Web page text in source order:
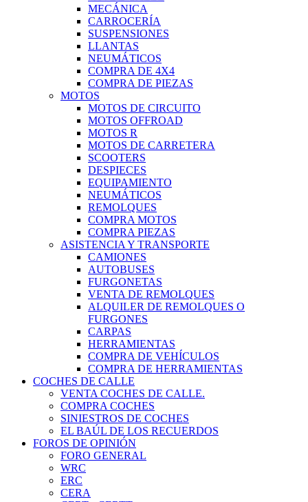
MECÁNICA
CARROCERÍA
SUSPENSIONES
LLANTAS
NEUMÁTICOS
COMPRA DE 4X4
COMPRA DE PIEZAS
MOTOS
MOTOS DE CIRCUITO
MOTOS OFFROAD
MOTOS R
MOTOS DE CARRETERA
SCOOTERS
DESPIECES
EQUIPAMIENTO
NEUMÁTICOS
REMOLQUES
COMPRA MOTOS
COMPRA PIEZAS
ASISTENCIA Y TRANSPORTE
CAMIONES
AUTOBUSES
FURGONETAS
VENTA DE REMOLQUES
ALQUILER DE REMOLQUES O
FURGONES
CARPAS
HERRAMIENTAS
COMPRA DE VEHÍCULOS
COMPRA DE HERRAMIENTAS
COCHES DE CALLE
VENTA COCHES DE CALLE.
COMPRA COCHES
SINIESTROS DE COCHES
EL BAÚL DE LOS RECUERDOS
FOROS DE OPINIÓN
FORO GENERAL
WRC
ERC
CERA